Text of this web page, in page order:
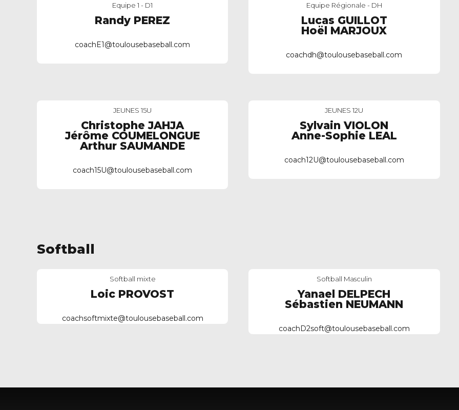
Equipe 1 - D1
Randy PEREZ
coachE1@toulousebaseball.com
Equipe Régionale - DH
Lucas GUILLOT
Hoël MARJOUX
coachdh@toulousebaseball.com
JEUNES 15U
Christophe JAHJA
Jérôme COUMELONGUE
Arthur SAUMANDE
coach15U@toulousebaseball.com
JEUNES 12U
Sylvain VIOLON
Anne-Sophie LEAL
coach12U@toulousebaseball.com
Softball
Softball mixte
Loic PROVOST
coachsoftmixte@toulousebaseball.com
Softball Masculin
Yanael DELPECH
Sébastien NEUMANN
coachD2soft@toulousebaseball.com